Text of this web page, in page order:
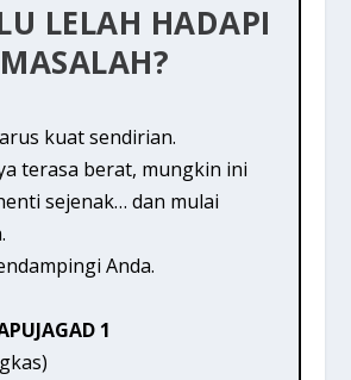
LELAH HADAPI
MASALAH?
kuat sendirian.
terasa berat, mungkin ini
sejenak… dan mulai
Anda.
1